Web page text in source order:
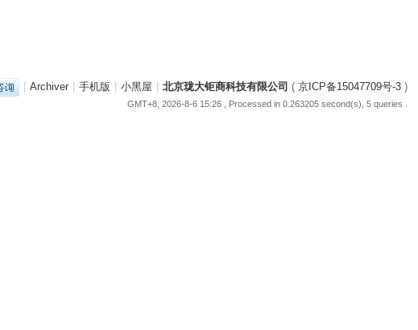
Archiver 手机版 小黑屋 北京珑大钜商科技有限公司 ( 京ICP备15047709号-3)
GMT+8, 2026-8-6 15:26, Processed in 0.263205 second(s), 5 queries .